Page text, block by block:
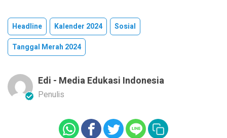
Headline Kalender 2024
Sosial
Tanggal Merah 2024
Edi - Media Edukasi Indonesia
Penulis